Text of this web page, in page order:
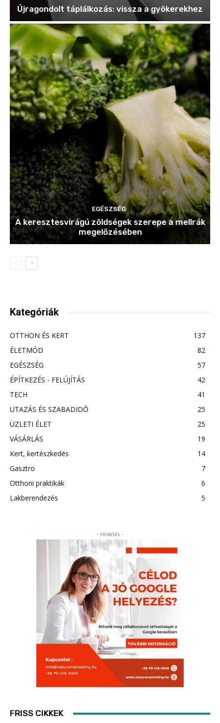
Újragondolt táplálkozás: vissza a gyökerekhez
EGÉSZSÉG
A keresztesvirágú zöldségek szerepe a mellrák
megelőzésében
Kategóriák
OTTHON ÉS KERT
137
ÉLETMÓD
82
EGÉSZSÉG
57
ÉPÍTKEZÉS - FELÚJÍTÁS
42
TECH
41
UTAZÁS ÉS SZABADIDŐ
25
ÜZLETI ÉLET
25
VÁSÁRLÁS
19
Kert, kertészkedés
14
Gasztro
7
Otthoni praktikák
6
Lakberendezés
5
- Hirdetés -
FRISS CIKKEK